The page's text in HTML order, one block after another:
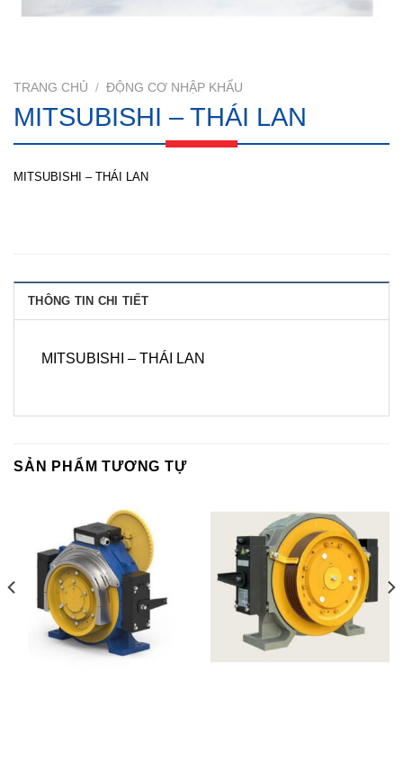
TRANG CHỦ / ĐỘNG CƠ NHẬP KHẨU
MITSUBISHI – THÁI LAN
MITSUBISHI – THÁI LAN
THÔNG TIN CHI TIẾT
MITSUBISHI – THÁI LAN
SẢN PHẨM TƯƠNG TỰ